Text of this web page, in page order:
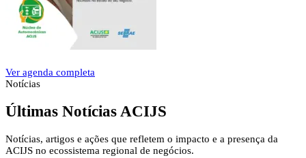
Ver agenda completa
Notícias
Últimas Notícias ACIJS
Notícias, artigos e ações que refletem o impacto e a presença da
ACIJS no ecossistema regional de negócios.